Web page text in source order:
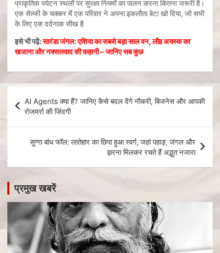
प्राकृतिक पर्यटन स्थलों पर सुरक्षा नियमों का पालन करना कितना जरूरी है।
एक सेल्फी के चक्कर में एक परिवार ने अपना इकलौता बेटा खो दिया, जो सभी
के लिए एक दर्दनाक सीख है
इसे भी पढ़ें:सारंडा जंगल: एशिया का सबसे बड़ा साल वन, लौह अयस्क का
खजाना और नक्सलवाद की कहानी – जानिए सब कुछ
AI Agents क्या हैं? जानिए कैसे बदल देंगे नौकरी, बिजनेस और आपकी
रोजमर्रा की जिंदगी
सुग्गा बांध फॉल: लातेहार का छिपा हुआ स्वर्ग, जहां पहाड़, जंगल और
झरना मिलकर रचते हैं अद्भुत नजारा
प्रमुख खबरें